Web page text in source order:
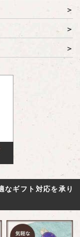
なギフト対応を承り